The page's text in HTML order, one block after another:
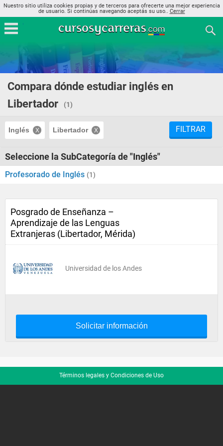
Nuestro sitio utiliza cookies propias y de terceros para ofrecerte una mejor experiencia
de usuario. Si continúas navegando aceptás su uso.. Cerrar
Compara dónde estudiar inglés en
Libertador
(1)
Inglés Libertador FILTRAR
Seleccione la SubCategoría de "Inglés"
Profesorado de Inglés (1)
Posgrado de Enseñanza –
Aprendizaje de las Lenguas
Extranjeras (Libertador, Mérida)
Universidad de los Andes
Solicitar información
Términos legales y Condiciones de Uso